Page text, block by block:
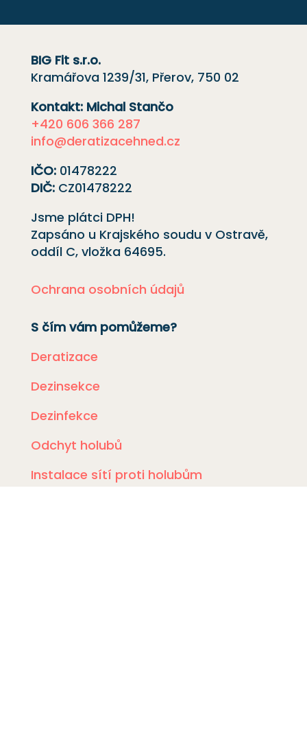
BIG Fit s.r.o.
Kramářova 1239/31, Přerov, 750 02
Kontakt: Michal Stančo
+420 606 366 287
info@deratizacehned.cz
IČO: 01478222
DIČ: CZ01478222
Jsme plátci DPH!
Zapsáno u Krajského soudu v Ostravě,
oddíl C, vložka 64695.
Ochrana osobních údajů
S čím vám pomůžeme?
Deratizace
Dezinsekce
Dezinfekce
Odchyt holubů
Instalace sítí proti holubům